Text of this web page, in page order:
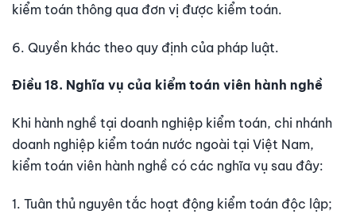
kiểm toán thông qua đơn vị được kiểm toán.
6. Quyền khác theo quy định của pháp luật.
Điều 18. Nghĩa vụ của kiểm toán viên hành nghề
Khi hành nghề tại doanh nghiệp kiểm toán, chi nhánh
doanh nghiệp kiểm toán nước ngoài tại Việt Nam,
kiểm toán viên hành nghề có các nghĩa vụ sau đây:
1. Tuân thủ nguyên tắc hoạt động kiểm toán độc lập;